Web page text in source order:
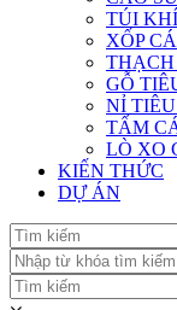
TÚI
XỐP
GỖ
NỈ
TẤM
LÒ XO
KIẾN THỨC
DỰ ÁN